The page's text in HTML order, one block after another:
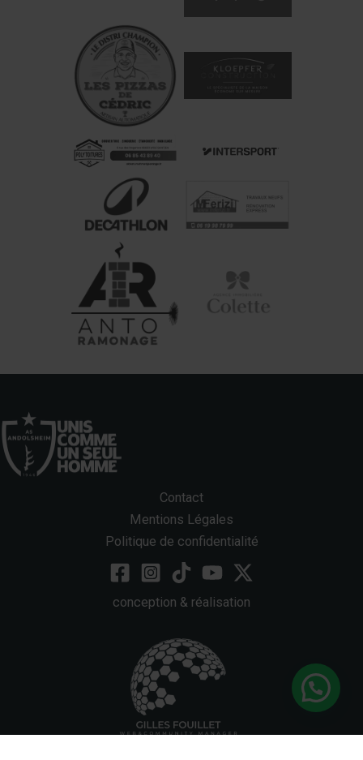
Contact
Mentions Légales
Politique de confidentialité
conception & réalisation
Bonjour, une question ?